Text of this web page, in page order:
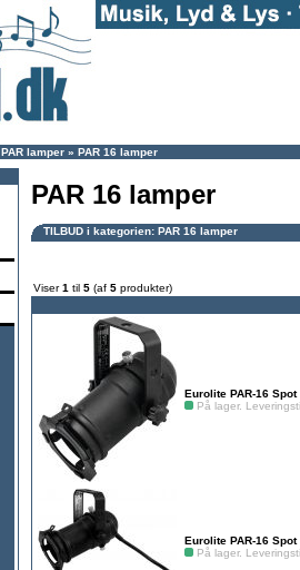
PAR lamper » PAR 16 lamper
PAR 16 lamper
TILBUD i kategorien: PAR 16 lamper
Viser1 til 5 (af 5 produkter)
Eurolite PAR-16
På lager.
Eurolite PAR-16
På lager.